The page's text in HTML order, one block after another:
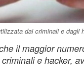
dai criminali e dagli
il maggior
e hacker,